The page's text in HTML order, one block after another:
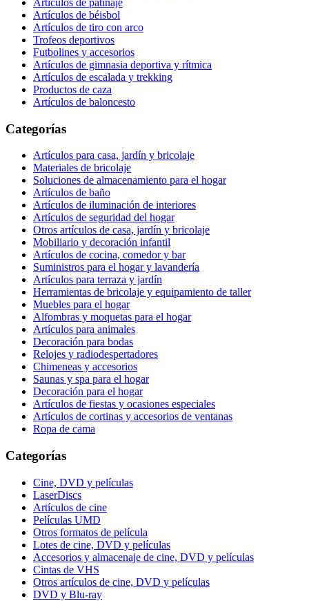
Artículos de patinaje
Artículos de béisbol
Artículos de tiro con arco
Trofeos deportivos
Futbolines y accesorios
Artículos de gimnasia deportiva y rítmica
Artículos de escalada y trekking
Productos de caza
Artículos de baloncesto
Categorías
Artículos para casa, jardín y bricolaje
Materiales de bricolaje
Soluciones de almacenamiento para el hogar
Artículos de baño
Artículos de iluminación de interiores
Artículos de seguridad del hogar
Otros artículos de casa, jardín y bricolaje
Mobiliario y decoración infantil
Artículos de cocina, comedor y bar
Suministros para el hogar y lavandería
Artículos para terraza y jardín
Herramientas de bricolaje y equipamiento de taller
Muebles para el hogar
Alfombras y moquetas para el hogar
Artículos para animales
Decoración para bodas
Relojes y radiodespertadores
Chimeneas y accesorios
Saunas y spa para el hogar
Decoración para el hogar
Artículos de fiestas y ocasiones especiales
Artículos de cortinas y accesorios de ventanas
Ropa de cama
Categorías
Cine, DVD y películas
LaserDiscs
Artículos de cine
Películas UMD
Otros formatos de película
Lotes de cine, DVD y películas
Accesorios y almacenaje de cine, DVD y películas
Cintas de VHS
Otros artículos de cine, DVD y películas
DVD y Blu-ray